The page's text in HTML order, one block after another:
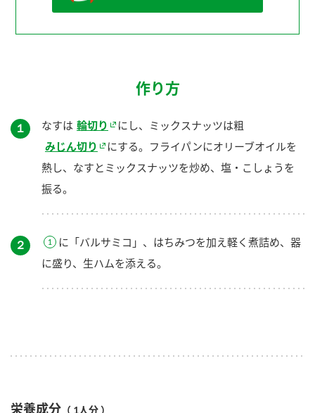
作り方
１ なすは 輪切り
にし、ミックスナッツは粗
みじん切り
にする。フライパンにオリーブオイルを
熱し、なすとミックスナッツを炒め、塩・こしょうを
振る。
２
に「バルサミコ」、はちみつを加え軽く煮詰め、器
に盛り、生ハムを添える。
栄養成分 （ 1人分 ）